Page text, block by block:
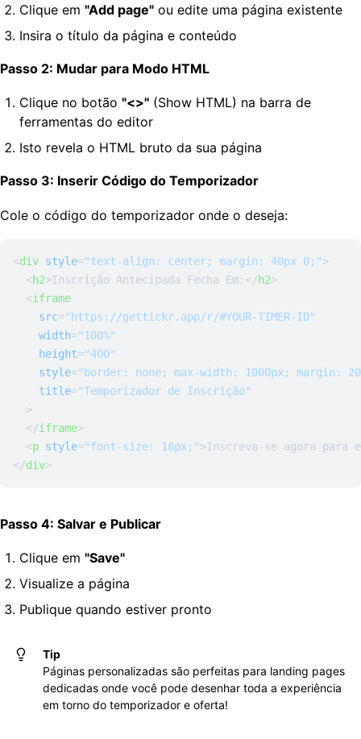
Clique em "Add page" ou edite uma página existente
Insira o título da página e conteúdo
Passo 2: Mudar para Modo HTML
Clique no botão "<>" (Show HTML) na barra de
ferramentas do editor
Isto revela o HTML bruto da sua página
Passo 3: Inserir Código do Temporizador
Cole o código do temporizador onde o deseja:
<div style="text-align: center; margin: 40px 0;">
<h2>Inscrição Antecipada Fecha Em: </h2>
<iframe
src="https://gettickr.app/r/#YOUR-TIMER-ID"
width="100%"
height="400"
style="border: none; max-width: 1000px; margin:
title="Temporizador de Inscrição"
  >
</iframe>
<p style="font-size: 18px;">Inscreva-se agora para
</div>
Passo 4: Salvar e Publicar
Clique em "Save"
Visualize a página
Publique quando estiver pronto
Tip
Páginas personalizadas são perfeitas para landing pages
dedicadas onde você pode desenhar toda a experiência
em torno do temporizador e oferta!